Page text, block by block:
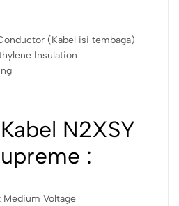
(Kabel isi tembaga)
Insulation
N2XSY
:
Medium Voltage